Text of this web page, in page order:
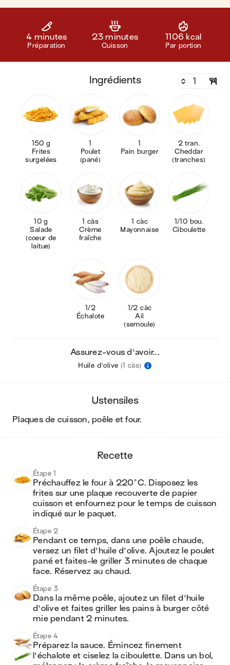
4 minutes
Préparation
23 minutes
Cuisson
1106 kcal
Par portion
ingrédients
150 g
Frites
surgelées
1
Poulet
(pané)
1
Pain burger
2 tran.
Cheddar
(tranches)
10 g
Salade
(coeur de
laitue)
1 càs
Crème
fraîche
1 càc
Mayonnaise
1/10 bou.
Ciboulette
1/2
Échalote
1/2 càc
Ail
(semoule)
Assurez-vous d'avoir...
Huile d'olive (1 càs)
ustensiles
plaques de cuisson, poêle et four.
recette
Étape 1
Préchauffez le four à 220°C. Disposez les
frites sur une plaque recouverte de papier
cuisson et enfournez pour le temps de cuisson
indiqué sur le paquet.
Étape 2
Pendant ce temps, dans une poêle chaude,
versez un filet d'huile d'olive. Ajoutez le poulet
pané et faites-le griller 3 minutes de chaque
face. Réservez au chaud.
Étape 3
Dans la même poêle, ajoutez un filet d'huile
d'olive et faites griller les pains à burger côté
mie pendant 2 minutes.
Étape 4
Préparez la sauce. Émincez finement
l'échalote et ciselez la ciboulette. Dans un bol,